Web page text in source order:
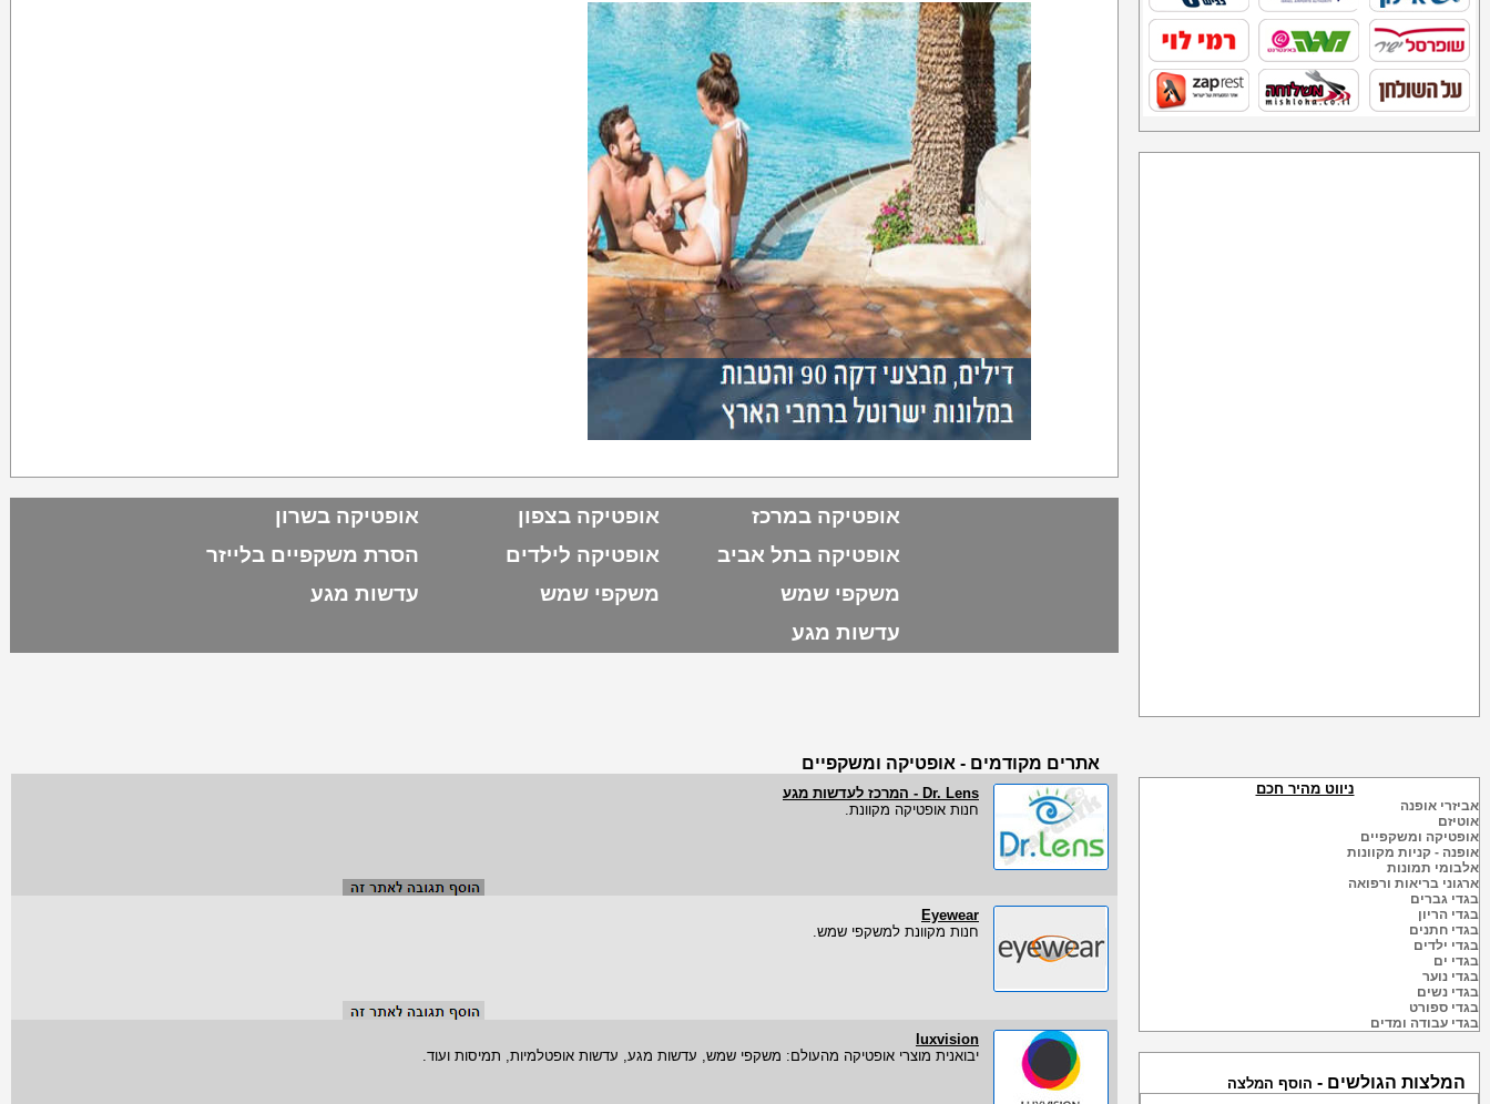
אופטיקה במרכז אופטיקה בצפון
אופטיקה בשרון
אופטיקה בתל אביב
אופטיקה לילדים
הסרת משקפיים בלייזר
משקפי שמש
משקפי שמש
עדשות מגע
עדשות מגע
אתרים מקודמים - אופטיקה ומשקפיים
Dr. Lens - המרכז לעדשות מגע
חנות אופטיקה מקוונת.
Eyewear
חנות מקוונת למשקפי שמש.
luxvision
יבואנית מוצרי אופטיקה מהעולם: משקפי שמש, עדשות מגע, עדשות אופטלמיות, תמיסות ועוד.
ניווט מהיר חכם
אביזרי אופנה
אוטיזם
אופטיקה ומשקפיים
אופנה - קניות מקוונות
אלבומי תמונות
ארגוני בריאות ורפואה
בגדי גברים
בגדי הריון
בגדי חתנים
בגדי ילדים
בגדי ים
בגדי נוער
בגדי נשים
בגדי ספורט
בגדי עבודה ומדים
המלצות הגולשים - הוסף המלצה